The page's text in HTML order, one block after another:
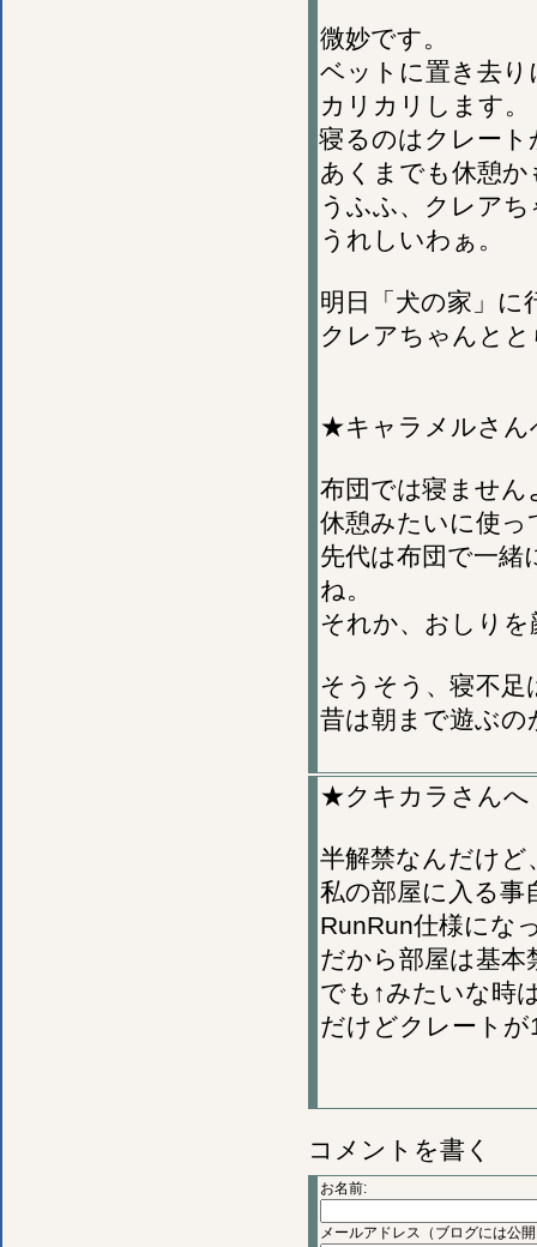
微妙です。
ベットに置き去
カリカリします。
寝るのはクレー
あくまでも休憩か
うふふ、クレア
うれしいわぁ。
明日「犬の家」に
クレアちゃんと
★キャラメルさん
布団では寝ません
休憩みたいに使っ
先代は布団で一
ね。
それか、おしり
そうそう、寝不足
昔は朝まで遊ぶ
★クキカラさんへ
半解禁なんだけ
私の部屋に入る事
RunRun仕様にな
だから部屋は基本
でも↑みたいな時
だけどクレート
コメントを書く
お名前:
メールアドレス（ブログには公